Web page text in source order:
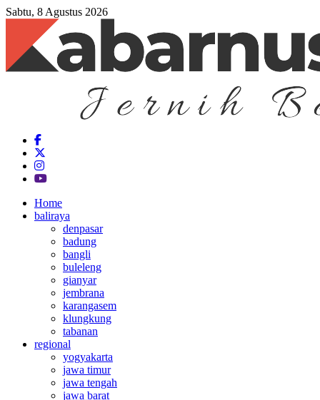
Sabtu, 8 Agustus 2026
Home
baliraya
denpasar
badung
bangli
buleleng
gianyar
jembrana
karangasem
klungkung
tabanan
regional
yogyakarta
jawa timur
jawa tengah
jawa barat